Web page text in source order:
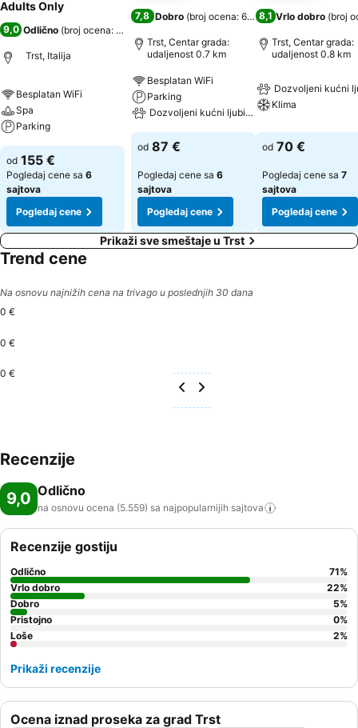
Adults Only
9,0 Odlično (broj ocena: 5.559
Trst, Italija
Besplatan WiFi
Spa
Parking
od 155 €
Pogledaj cene sa 6
sajtova
Pogledaj cene
7,8 Dobro (broj ocena: 6.662)
Trst, Centar grada:
udaljenost 0.7 km
Besplatan WiFi
Parking
Dozvoljeni kućni ljubimci
od 87 €
Pogledaj cene sa 6
sajtova
Pogledaj cene
8,1 Vrlo dobro (broj
Trst, Centar grada:
udaljenost 0.8 km
Dozvoljeni kućni
Klima
od 70 €
Pogledaj cene sa 7
sajtova
Pogledaj cene
Prikaži sve smeštaje u Trst
Trend cene
Na osnovu najnižih cena na trivago u poslednjih 30 dana
0 €
0 €
0 €
Recenzije
9,0 Odlično
na osnovu ocena (5.559) sa najpopularnijih sajtova
Ocena iznad proseka za grad Trst
Recenzije gostiju
Odlično 71%
Vrlo dobro
22%
Dobro
5%
Pristojno
0%
Loše
2%
Prikaži recenzije